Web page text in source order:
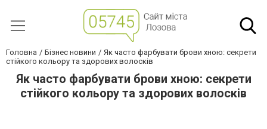
Головна Бізнес новини
Як часто фарбувати брови хною: секрети
стійкого кольору та здорових волосків
Як часто фарбувати брови хною: секрети
стійкого кольору та здорових волосків